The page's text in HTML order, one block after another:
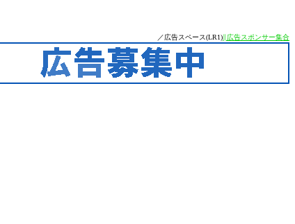
／広告スペース(LR1)∥広告スポンサー集合